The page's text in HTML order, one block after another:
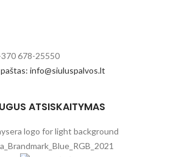
678-25550
paštas: info@siuluspalvos.lt
ATSISKAITYMAS